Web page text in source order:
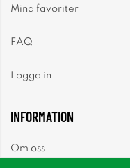
Mina favoriter
FAQ
Logga in
INFORMATION
Om oss